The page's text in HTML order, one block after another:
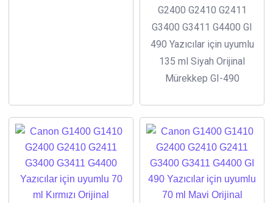
G2400 G2410 G2411
G3400 G3411 G4400 GI
490 Yazıcılar için uyumlu
135 ml Siyah Orijinal
Mürekkep GI-490